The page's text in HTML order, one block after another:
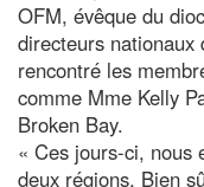
OFM, évêque du
directeurs nationaux
rencontré les
comme Mme Kelly
Broken Bay.
« Ces jours-ci, nous
deux régions. Bien